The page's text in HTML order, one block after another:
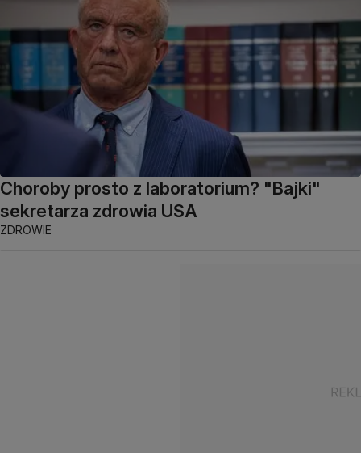
Choroby prosto z laboratorium? "Bajki"
sekretarza zdrowia USA
ZDROWIE